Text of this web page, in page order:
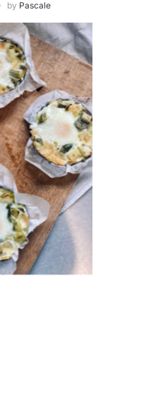
by Pascale